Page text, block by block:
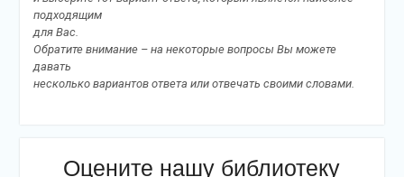
подходящим
для Вас.
Обратите внимание – на некоторые вопросы Вы можете
давать
несколько вариантов ответа или отвечать своими словами.
Оцените нашу библиотеку